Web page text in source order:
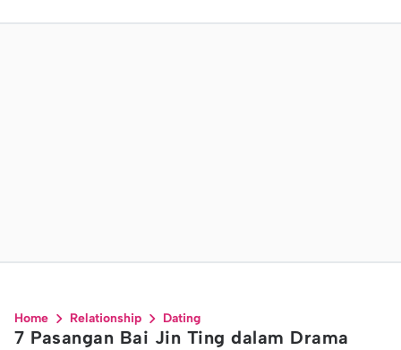
Home Relationship Dating
7 Pasangan Bai Jin Ting dalam Drama